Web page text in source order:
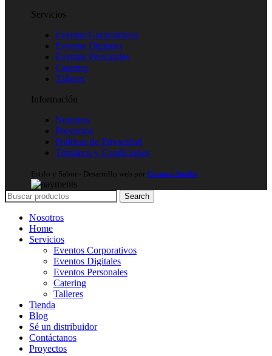
Servicios
Eventos Corporativos
Eventos Digitales
Eventos Personales
Catering
Talleres
Información
Nosotros
Proyectos
Políticas de Privacidad
Términos y Condiciones
Estilo y Sabor - Desarrollo web porCosmos Studio
Search
Nosotros
Home
Servicios
Eventos Corporativos
Eventos Digitales
Eventos Personales
Catering
Talleres
Tienda
Blog
Sé un distribuidor
Contáctanos
Proyectos